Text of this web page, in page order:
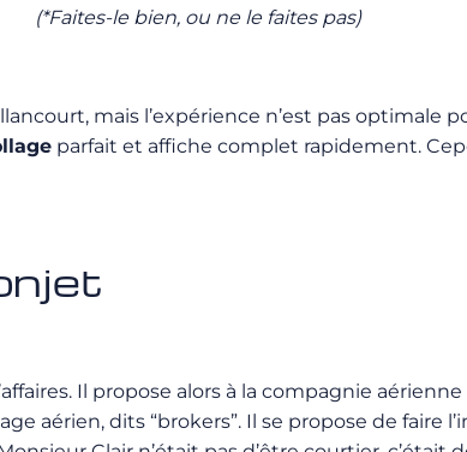
(*Faites-le bien, ou ne le faites pas)
mais l’expérience n’est pas optimale
parfait et affiche complet rapidement.
Il propose alors à la compagnie
aérien, dits “brokers”. Il se propose de